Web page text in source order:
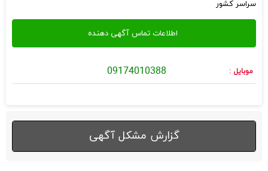
سراسر کشور
موبایل : 09174010388
گزارش مشکل آگهی